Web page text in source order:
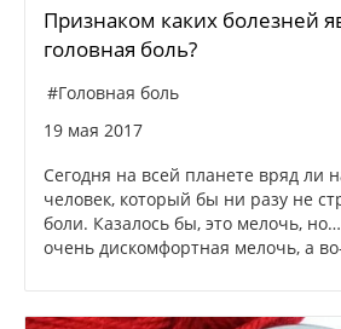
Признаком каких болезней
головная боль?
#Головная боль
19 мая 2017
Сегодня на всей планете вряд ли
человек, который бы ни разу не
боли. Казалось бы, это мелочь,
очень дискомфортная мелочь, а